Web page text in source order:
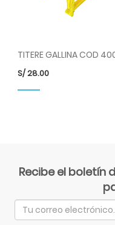
TITERE GALLINA COD
S/28.00
Recibe el boletín